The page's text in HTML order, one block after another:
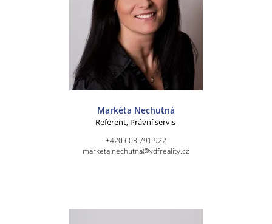
Markéta Nechutná
Referent, Právní servis
+420 603 791 922
marketa.nechutna@vdfreality.cz